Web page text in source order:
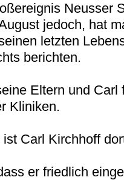
Neusser
jedoch, hat
letzten
berichten.
Eltern und Carl
Kliniken.
Carl Kirchhoff
er friedlich